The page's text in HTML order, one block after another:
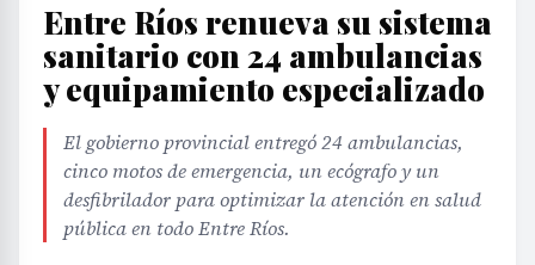
Entre Ríos renueva su sistema
sanitario con 24 ambulancias
y equipamiento especializado
El gobierno provincial entregó 24 ambulancias,
cinco motos de emergencia, un ecógrafo y un
desfibrilador para optimizar la atención en salud
pública en todo Entre Ríos.